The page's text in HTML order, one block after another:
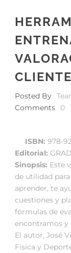
Posted By
Comments
0
ISBN: 978-
Editorial:
Sinopsis: Este
de utilidad
aprender, te
cuestiones y
fórmulas de
encontramos y
El autor, José
Física y